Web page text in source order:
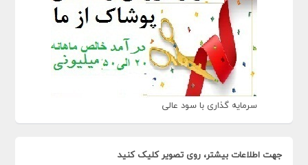
سرمایه گذاری با سود عالی
جهت اطلاعات بیشتر، روی تصویر کلیک کنید